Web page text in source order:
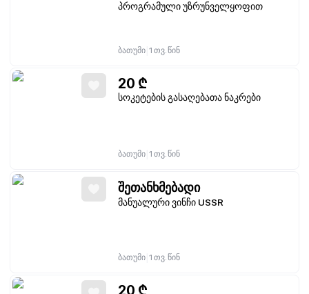
პროგრამული უზრუნველყოფით
ბათუმი 1 თვ. წინ
20 ₾
სოკეტების გასაღებათა ნაკრები
ბათუმი 1 თვ. წინ
შეთანხმებადი
მანუალური ვინჩი USSR
ბათუმი 1 თვ. წინ
20 ₾